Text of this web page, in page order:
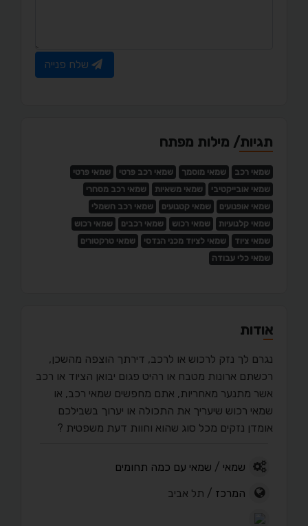
שלח פנייה
תגיות/ מילות מפתח
שמאי רכב שמאי מוסמך שמאי רכב פרטי
שמאי פרטי
שמאי אובייקטיבי
שמאי משאיות
שמאי רכב מסחרי
שמאי אופנועים
שמאי קטנועים
שמאי רכב חשמלי
שמאי קלנועיות
שמאי רכוש שמאי רכבים
שמאי רכוש
שמאי ציוד
שמאי לציוד מכני הנדסי
שמאי טרקטורים
שמאי כלי עבודה
אודות
נגרם לך נזק לרכוש או לרכב, דירתך הוצפה מהשכן,
רכשתם ארונות מטבח או רהיט פגום יבואן הציוד או רכב
אשר מתנער מאחריות, אתם מחפשים שמאי רכב, או
שמאי רכוש שיעריך את התכולה או יערוך בשבילכם
אומדן נזקים מכל סוג שהוא וחוות דעת משפטית ?
שמאי / שמאי עם כמה תחומים
המרכז / תל אביב